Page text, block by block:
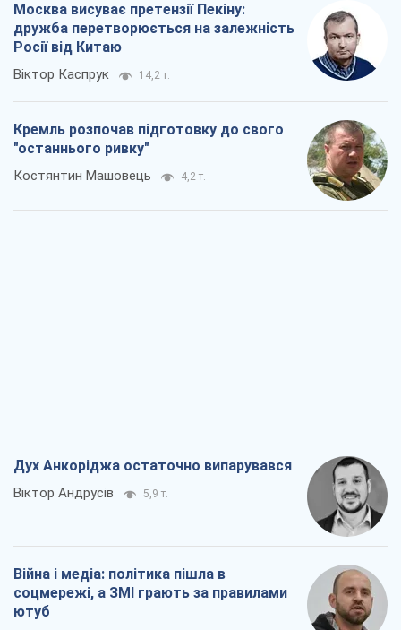
Москва висуває претензії Пекіну:
дружба перетворюється на залежність
Росії від Китаю
Віктор Каспрук 14,2 т.
Кремль розпочав підготовку до свого
"останнього ривку"
Костянтин Машовець 4,2 т.
Дух Анкоріджа остаточно випарувався
Віктор Андрусів 5,9 т.
Війна і медіа: політика пішла в
соцмережі, а ЗМІ грають за правилами
ютуб